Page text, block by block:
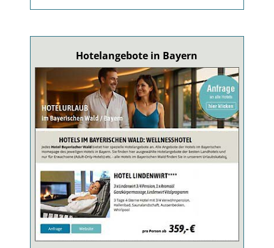
Hotelangebote in Bayern